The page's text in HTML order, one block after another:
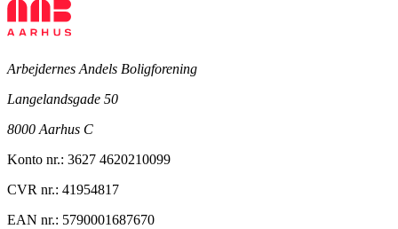
Arbejdernes Andels Boligforening
Langelandsgade 50
8000 Aarhus C
Konto nr.: 3627 4620210099
CVR nr.: 41954817
EAN nr.: 5790001687670